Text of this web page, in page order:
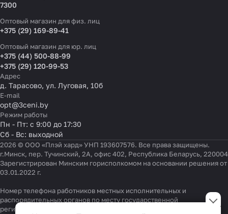
7300
Оптовый магазин для физ. лиц
+375 (29) 169-89-41
Оптовый магазин для юр. лиц
+375 (44) 500-88-99
+375 (29) 120-99-53
Адрес
д. Тарасово, ул. Луговая, 10б
E-mail
opt@3ceni.by
Режим работы
Пн - Пт: с 9:00 до 17:30
Сб - Вс: выходной
2026 © ООО «Плэй хард» УНП 193607576. Все права защищены.
г.Минск, пер. Тучинский, 2А, офис 402, Республика Беларусь, 220004
Зарегистрирован Минским горисполкомом на основании решения от
03.01.2022 г.
Номер телефона работников местных исполнительных и
распорядительных органов по месту государственной
регистрации ООО «Плэй хард», уполномоченных рассматривать
Настройки файлов cookie
Функциональные